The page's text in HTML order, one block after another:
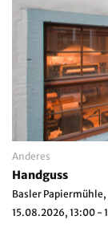
Anderes
Handguss
Basler Papiermühle,
15.08.2026, 13:00 -